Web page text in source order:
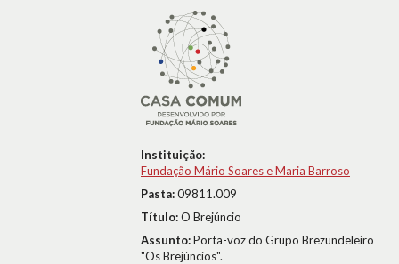
Instituição:
Fundação Mário Soares e Maria Barroso
Pasta:09811.009
Título:O Brejúncio
Assunto:Porta-voz do Grupo Brezundeleiro
"Os Brejúncios".